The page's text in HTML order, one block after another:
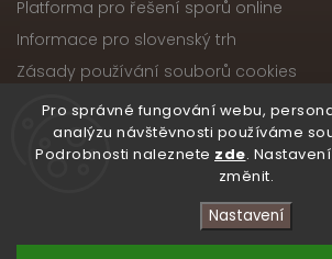
Pro správné fungování webu,
analýzu návštěvnosti používáme
Podrobnosti naleznete zde.
změnit.
Nastavení
Platforma pro řešení sporů online
Informace pro slovenský trh
Zásady používání souborů cookies
Copyright 2026Nábytek ATIKA, s.r.o.
vyhrazena.
Upravit nastavení
VytvořilShoptet| Design